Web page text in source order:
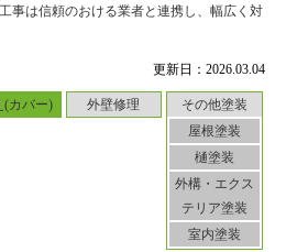
更新日：2026.03.04
(カバー) 外壁修理
その他塗装
屋根塗装
樋塗装
外構・エクス
テリア塗装
室内塗装
事は信頼のおける業者と連携し、幅広く対